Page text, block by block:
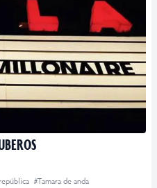
#Tamara de anda